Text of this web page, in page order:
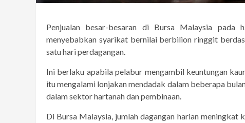
Penjualan besar-besaran di Bursa Malaysia pada
menyebabkan syarikat bernilai berbilion ringgit
satu hari perdagangan.
Ini berlaku apabila pelabur mengambil keuntungan
itu mengalami lonjakan mendadak dalam beberapa
dalam sektor hartanah dan pembinaan.
Di Bursa Malaysia, jumlah dagangan harian